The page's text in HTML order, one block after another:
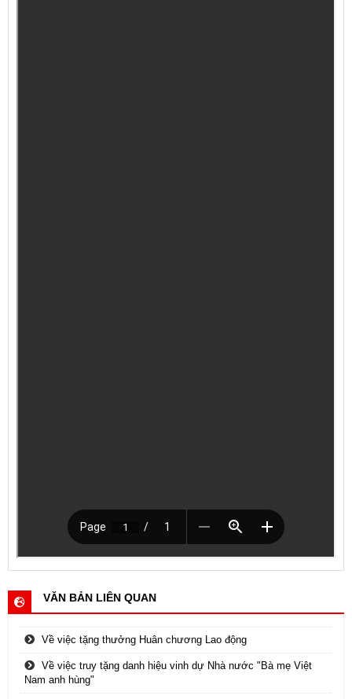
VĂN BẢN LIÊN QUAN
Về việc tặng thưởng Huân chương Lao động
Về việc truy tặng danh hiệu vinh dự Nhà nước "Bà mẹ Việt
Nam anh hùng"